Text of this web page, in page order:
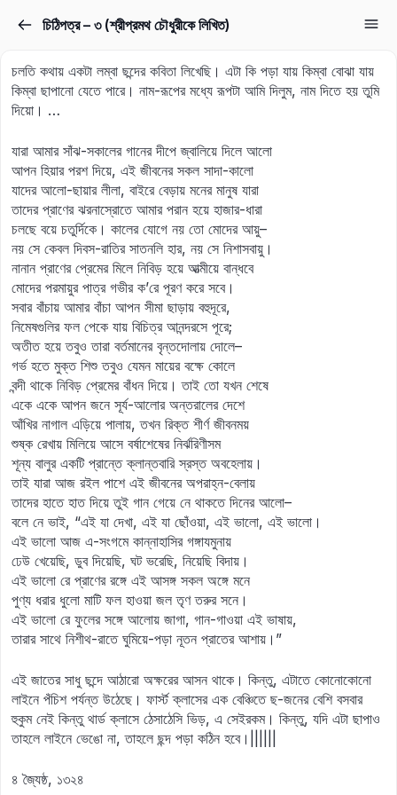
চিঠিপত্র – ৩ (শ্রীপ্রমথ চৌধুরীকে লিখিত)
চলতি কথায় একটা লম্বা ছন্দের কবিতা লিখেছি। এটা কি পড়া যায় কিম্বা বোঝা যায়
কিম্বা ছাপানো যেতে পারে। নাম-রূপের মধ্যে রূপটা আমি দিলুম, নাম দিতে হয় তুমি
দিয়ো। …
যারা আমার সাঁঝ-সকালের গানের দীপে জ্বালিয়ে দিলে আলো
আপন হিয়ার পরশ দিয়ে, এই জীবনের সকল সাদা-কালো
যাদের আলো-ছায়ার লীলা, বাইরে বেড়ায় মনের মানুষ যারা
তাদের প্রাণের ঝরনাস্রোতে আমার পরান হয়ে হাজার-ধারা
চলছে বয়ে চতুর্দিকে। কালের যোগে নয় তো মোদের আয়ু–
নয় সে কেবল দিবস-রাতির সাতনলি হার, নয় সে নিশাসবায়ু।
নানান প্রাণের প্রেমের মিলে নিবিড় হয়ে আত্মীয়ে বান্ধবে
মোদের পরমায়ুর পাত্র গভীর ক’রে পূরণ করে সবে।
সবার বাঁচায় আমার বাঁচা আপন সীমা ছাড়ায় বহুদূরে,
নিমেষগুলির ফল পেকে যায় বিচিত্র আনন্দরসে পূরে;
অতীত হয়ে তবুও তারা বর্তমানের বৃন্তদোলায় দোলে–
গর্ভ হতে মুক্ত শিশু তবুও যেমন মায়ের বক্ষে কোলে
বন্দী থাকে নিবিড় প্রেমের বাঁধন দিয়ে। তাই তো যখন শেষে
একে একে আপন জনে সূর্য-আলোর অন্তরালের দেশে
আঁখির নাগাল এড়িয়ে পালায়, তখন রিক্ত শীর্ণ জীবনময়
শুষ্ক রেখায় মিলিয়ে আসে বর্ষাশেষের নির্ঝরিণীসম
শূন্য বালুর একটি প্রান্তে ক্লান্তবারি স্রস্ত অবহেলায়।
তাই যারা আজ রইল পাশে এই জীবনের অপরাহ্ন-বেলায়
তাদের হাতে হাত দিয়ে তুই গান গেয়ে নে থাকতে দিনের আলো–
বলে নে ভাই, “এই যা দেখা, এই যা ছোঁওয়া, এই ভালো, এই ভালো।
এই ভালো আজ এ-সংগমে কান্নাহাসির গঙ্গাযমুনায়
ঢেউ খেয়েছি, ডুব দিয়েছি, ঘট ভরেছি, নিয়েছি বিদায়।
এই ভালো রে প্রাণের রঙ্গে এই আসঙ্গ সকল অঙ্গে মনে
পুণ্য ধরার ধুলো মাটি ফল হাওয়া জল তৃণ তরুর সনে।
এই ভালো রে ফুলের সঙ্গে আলোয় জাগা, গান-গাওয়া এই ভাষায়,
তারার সাথে নিশীথ-রাতে ঘুমিয়ে-পড়া নূতন প্রাতের আশায়।”
এই জাতের সাধু ছন্দে আঠারো অক্ষরের আসন থাকে। কিন্তু, এটাতে কোনোকোনো
লাইনে পঁচিশ পর্যন্ত উঠেছে। ফার্স্ট ক্লাসের এক বেঞ্চিতে ছ-জনের বেশি বসবার
হুকুম নেই কিন্তু থার্ড ক্লাসে ঠেসাঠেসি ভিড়, এ সেইরকম। কিন্তু, যদি এটা ছাপাও
তাহলে লাইনে ভেঙো না, তাহলে ছন্দ পড়া কঠিন হবে।||||||
৪ জ্যৈষ্ঠ, ১৩২৪
Sign in
Sign in
Remember me Lost your password?